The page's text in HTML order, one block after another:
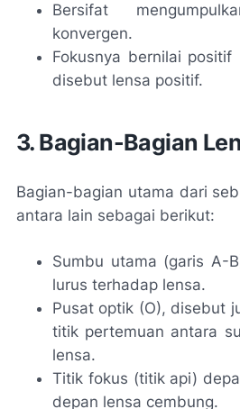
Bersifat
konvergen.
Fokusnya bernilai positif
disebut lensa positif.
3. Bagian-Bagian
Bagian-bagian utama dari
antara lain sebagai berikut:
Sumbu utama (garis A-
lurus terhadap lensa.
Pusat optik (O), disebut
titik pertemuan antara
lensa.
Titik fokus (titik api)
depan lensa cembung.